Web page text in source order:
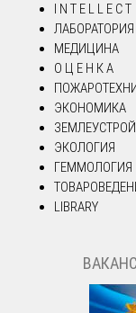
I N T E L L E C T
ЛАБОРАТОРИЯ
МЕДИЦИНА
О Ц Е Н К А
ЭКОНОМИКА
ЭКОЛОГИЯ
ГЕММОЛОГИЯ
LIBRARY